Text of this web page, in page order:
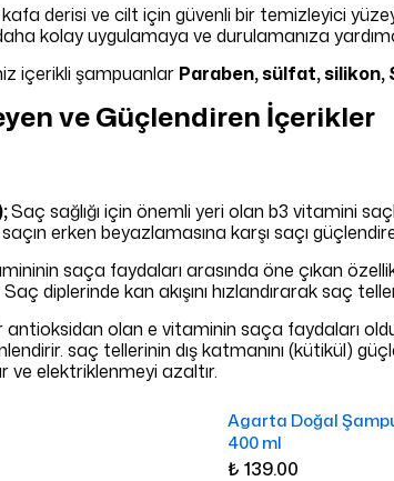
derisi ve cilt için güvenli bir temizleyici
kolay uygulamaya ve durulamanıza
içerikli şampuanlar Paraben, sülfat, silikon,
ve Güçlendiren İçerikler
Saç sağlığı için önemli yeri olan b3 vitamini
erken beyazlamasına karşı saçı
saça faydaları arasında öne çıkan
diplerinde kan akışını hızlandırarak saç
antioksidan olan e vitaminin saça faydaları
saç tellerinin dış katmanını (kütikül)
ve elektriklenmeyi azaltır.
Agarta Doğal
400 ml
₺ 139.00